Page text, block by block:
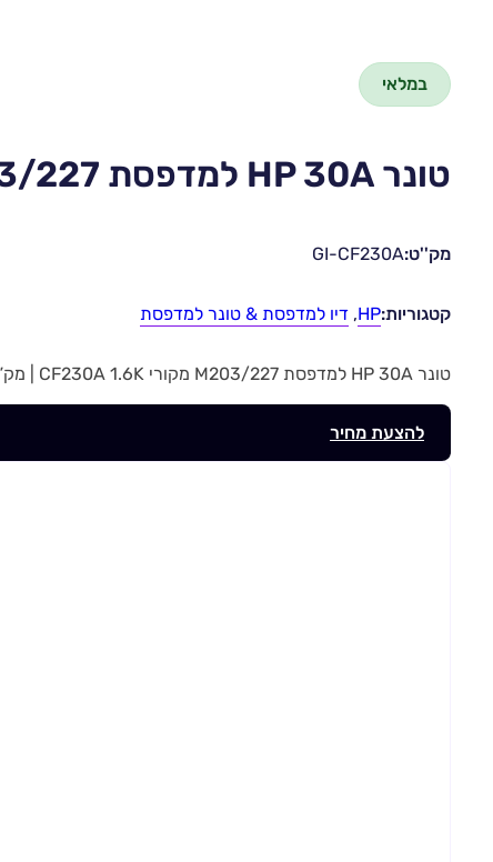
במלאי
טונר HP 30A למדפסת M203/227 מקורי CF230A 1.6K
מק''ט:GI-CF230A
קטגוריות:HP
, דיו למדפסת & טונר למדפסת
טונר HP 30A למדפסת M203/227 מקורי CF230A 1.6K | מק”ט GI-CF230A
להצעת מחיר